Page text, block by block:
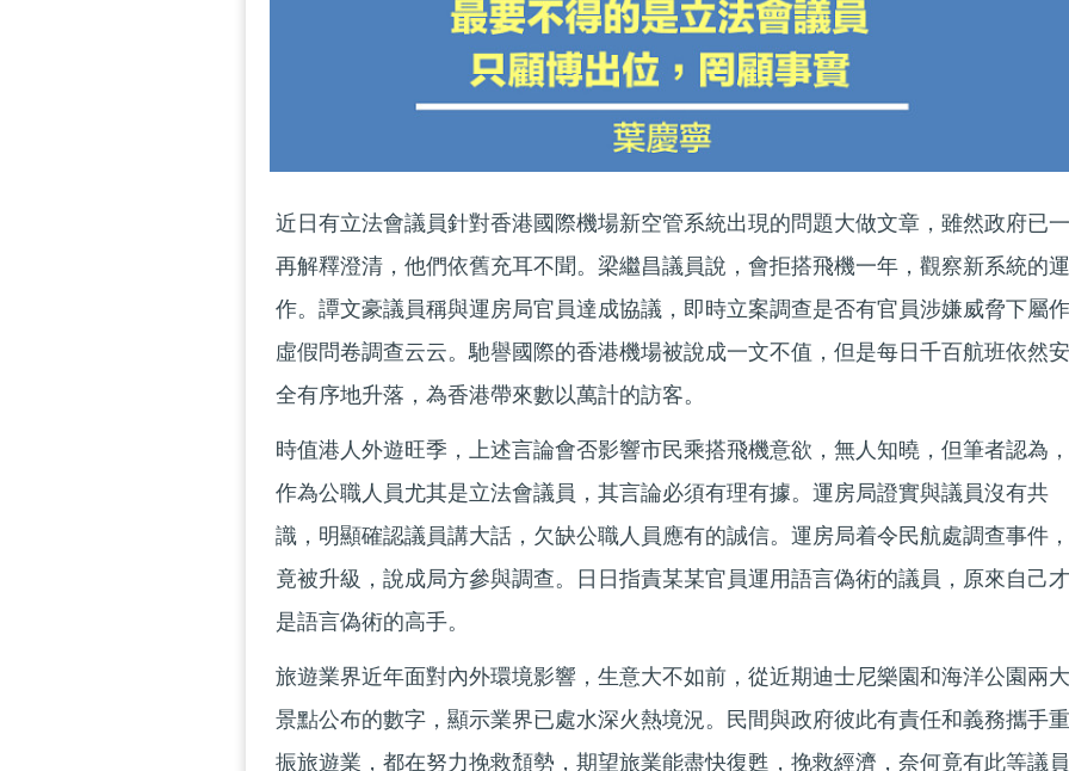
近日有立法會議員針對香港國際機場新空管系統出現的問題大做文章，雖然政府已一
再解釋澄清，他們依舊充耳不聞。梁繼昌議員說，會拒搭飛機一年，觀察新系統的運
作。譚文豪議員稱與運房局官員達成協議，即時立案調查是否有官員涉嫌威脅下屬作
虛假問卷調查云云。馳譽國際的香港機場被說成一文不值，但是每日千百航班依然安
全有序地升落，為香港帶來數以萬計的訪客。
時值港人外遊旺季，上述言論會否影響市民乘搭飛機意欲，無人知曉，但筆者認為，
作為公職人員尤其是立法會議員，其言論必須有理有據。運房局證實與議員沒有共
識，明顯確認議員講大話，欠缺公職人員應有的誠信。運房局着令民航處調查事件，
竟被升級，說成局方參與調查。日日指責某某官員運用語言偽術的議員，原來自己才
是語言偽術的高手。
旅遊業界近年面對內外環境影響，生意大不如前，從近期迪士尼樂園和海洋公園兩大
景點公布的數字，顯示業界已處水深火熱境況。民間與政府彼此有責任和義務攜手重
振旅遊業，都在努力挽救頹勢，期望旅業能盡快復甦，挽救經濟，奈何竟有此等議員